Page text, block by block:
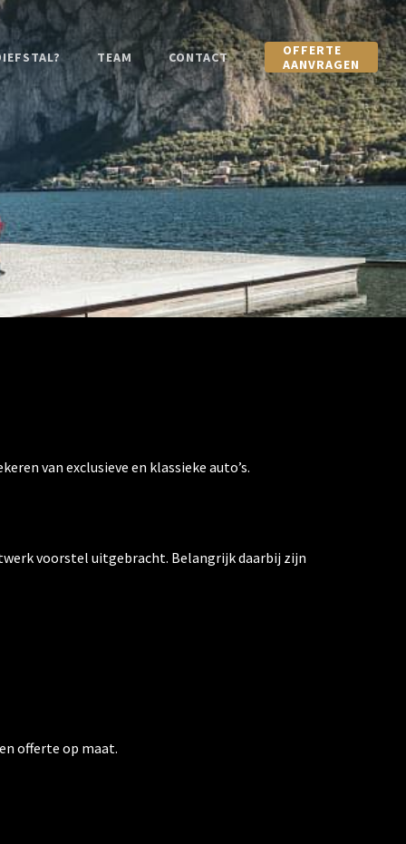
TEAM CONTACT
OFFERTE
AANVRAGEN
van exclusieve en klassieke auto’s.
voorstel uitgebracht. Belangrijk daarbij zijn
offerte op maat.